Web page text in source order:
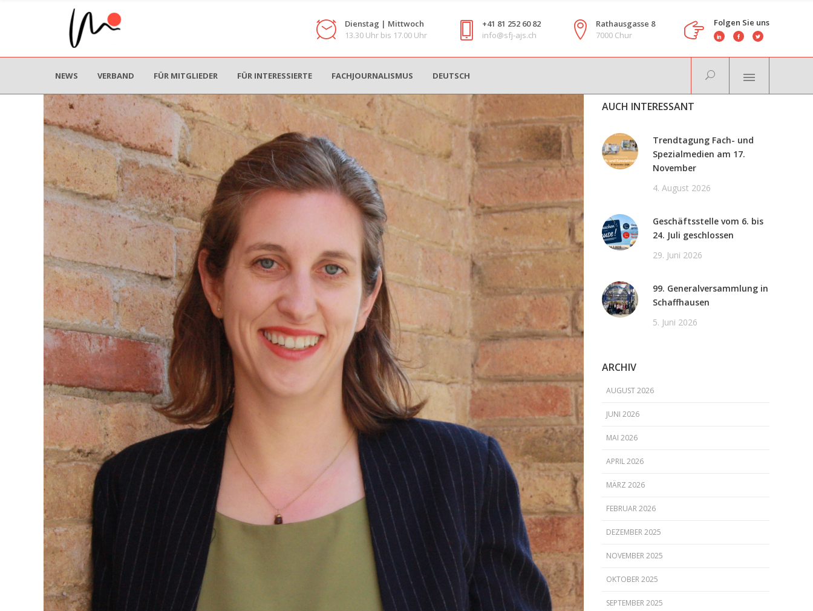
Dienstag | Mittwoch
13.30 Uhr bis 17.00 Uhr
+41 81 252 60 82
info@sfj-ajs.ch
Rathausgasse 8
7000 Chur
Folgen Sie uns
NEWS VERBAND FÜR MITGLIEDER FÜR INTERESSIERTE FACHJOURNALISMUS DEUTSCH
AUCH INTERESSANT
Trendtagung Fach- und
Spezialmedien am 17.
November
4. August 2026
Geschäftsstelle vom 6. bis
24. Juli geschlossen
29. Juni 2026
99. Generalversammlung in
Schaffhausen
5. Juni 2026
ARCHIV
AUGUST 2026
JUNI 2026
MAI 2026
APRIL 2026
MÄRZ 2026
FEBRUAR 2026
DEZEMBER 2025
NOVEMBER 2025
OKTOBER 2025
SEPTEMBER 2025